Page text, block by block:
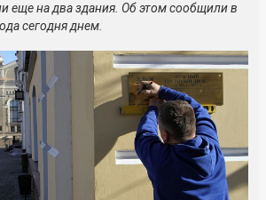
еще на два здания. Об этом сообщили в
сегодня днем.